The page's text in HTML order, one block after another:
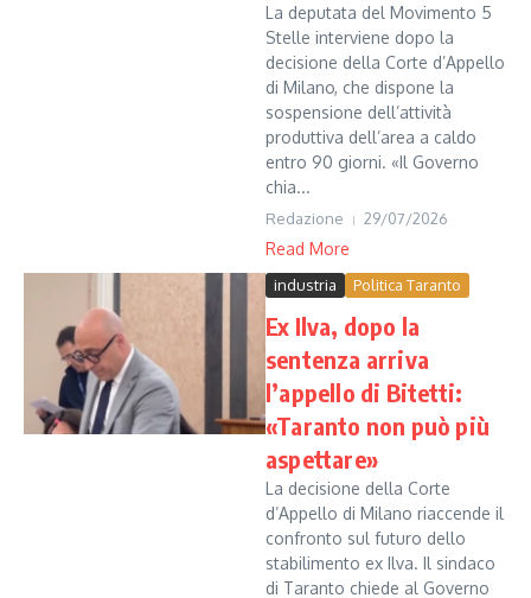
La deputata del Movimento 5
Stelle interviene dopo la
decisione della Corte d’Appello
di Milano, che dispone la
sospensione dell’attività
produttiva dell’area a caldo
entro 90 giorni. «Il Governo
chia...
Redazione 29/07/2026
Read More
industria Politica Taranto
Ex Ilva, dopo la
sentenza arriva
l’appello di Bitetti:
«Taranto non può più
aspettare»
La decisione della Corte
d’Appello di Milano riaccende il
confronto sul futuro dello
stabilimento ex Ilva. Il sindaco
di Taranto chiede al Governo